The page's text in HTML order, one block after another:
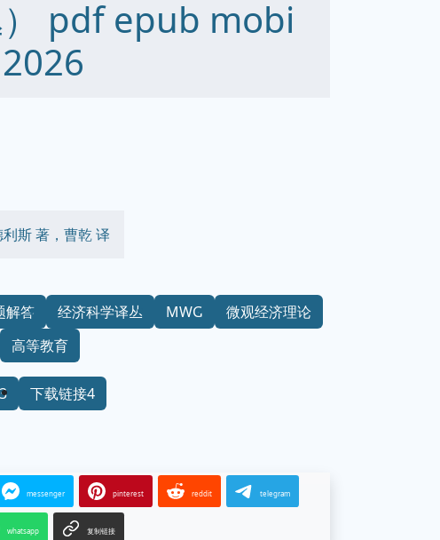
） pdf epub mobi
斯 著，曹乾 译
解答 经济科学译丛 MWG
微观经济理论
高等教育
下载链接4
messenger pinterest reddit telegram
whatsapp 复制链接